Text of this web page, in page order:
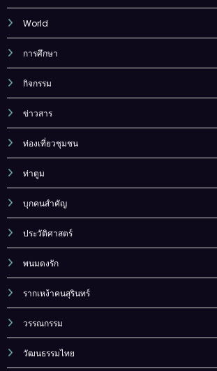
World
การศึกษา
กิจกรรม
ข่าวสาร
ท่องเที่ยวชุมชน
ท่าตูม
บุกคนสำคัญ
ประวัติศาสตร์
พนมดงรัก
รากเหง้าคนสุรินทร์
วรรณกรรม
วัฒนธรรมไทย